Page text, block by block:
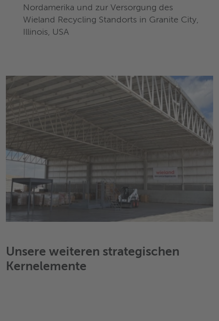
Nordamerika und zur Versorgung des
Wieland Recycling Standorts in Granite City,
Illinois, USA
Unsere weiteren strategischen
Kernelemente